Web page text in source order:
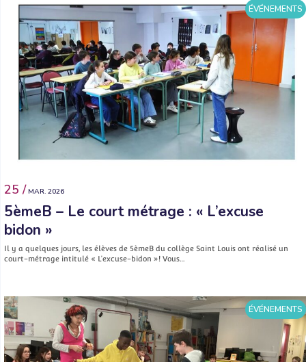
ÉVÉNEMENTS
25 / MAR. 2026
5èmeB – Le court métrage : « L’excuse
bidon »
Il y a quelques jours, les élèves de 5èmeB du collège Saint Louis ont réalisé un
court-métrage intitulé « L’excuse-bidon »! Vous…
ÉVÉNEMENTS